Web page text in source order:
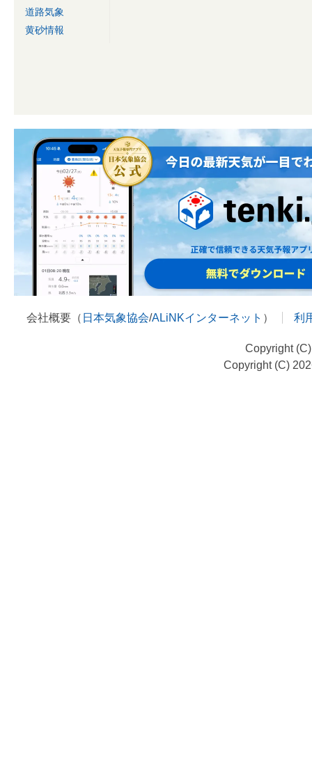
道路気象
黄砂情報
会社概要（ 日本気象協会/ALiNKインターネット ） 利
Copyright
Copyright (C)